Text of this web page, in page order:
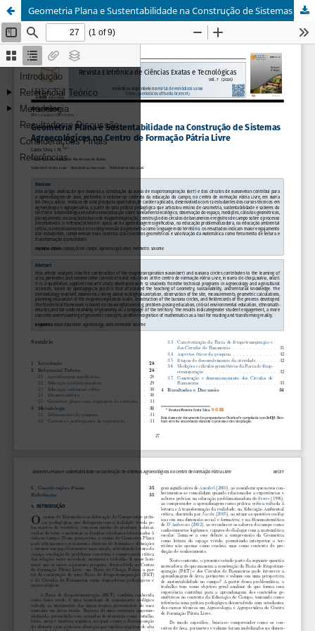
Geometria Plana e Sustentabilidade na Construção de Sistemas Agroecológicos no Centro de Formação Pátria